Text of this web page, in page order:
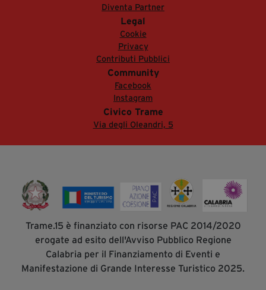
Diventa Partner
Legal
Cookie
Privacy
Contributi Pubblici
Community
Facebook
Instagram
Civico Trame
Via degli Oleandri, 5
Trame.15 è finanziato con risorse PAC 2014/2020
erogate ad esito dell'Avviso Pubblico Regione
Calabria per il Finanziamento di Eventi e
Manifestazione di Grande Interesse Turistico 2025.